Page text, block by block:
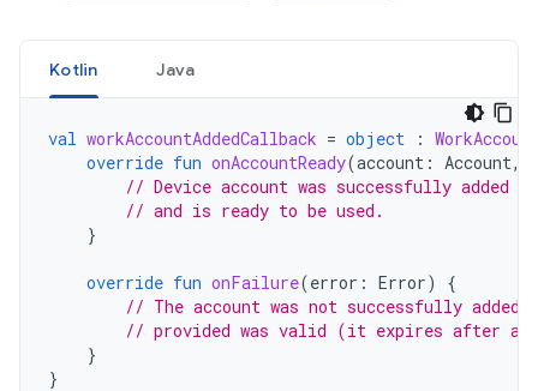
Kotlin Java
val workAccountAddedCallback = object :
override fun onAccountReady(account : Account,
// Device account was successfully added
// and is ready to be used.
}
override fun onFailure(error : Error)
{
// The account was not successfully
// provided was valid (it expires after a
}
}